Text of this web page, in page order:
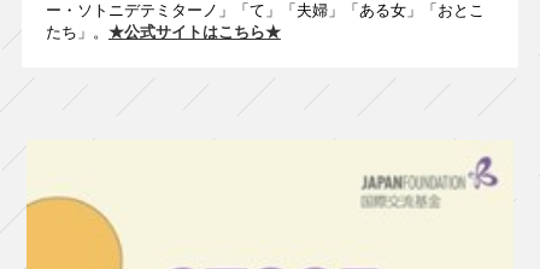
ー・ソトニデテミターノ」「て」「夫婦」「ある女」「おとこ
たち」。 ★公式サイトはこちら★